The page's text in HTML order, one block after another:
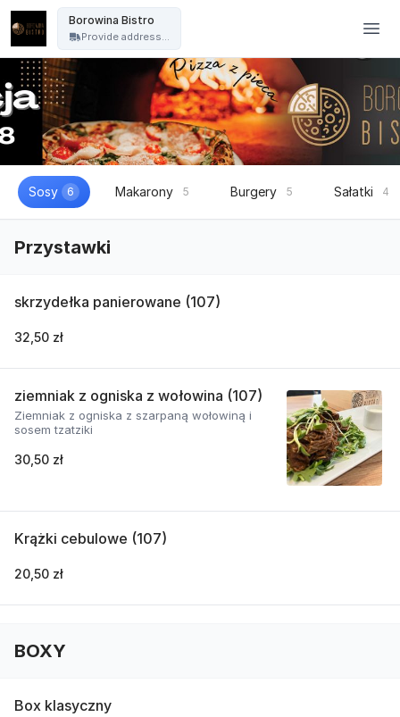
Borowina Bistro
Provide address...
Sosy 6 Makarony 5 Burgery 5 Sałatki 4
Przystawki
skrzydełka panierowane (107)
32,50 zł
ziemniak z ogniska z wołowina (107)
Ziemniak z ogniska z szarpaną wołowiną i
sosem tzatziki
30,50 zł
Krążki cebulowe (107)
20,50 zł
BOXY
Box klasyczny